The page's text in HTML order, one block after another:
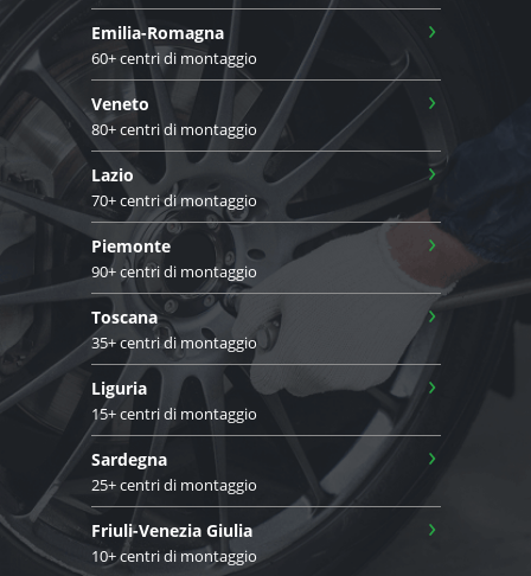
Emilia-Romagna
60+ centri di montaggio
›
Veneto
80+ centri di montaggio
›
Lazio
70+ centri di montaggio
›
Piemonte
90+ centri di montaggio
›
Toscana
35+ centri di montaggio
›
Liguria
15+ centri di montaggio
›
Sardegna
25+ centri di montaggio
›
Friuli-Venezia Giulia
10+ centri di montaggio
›